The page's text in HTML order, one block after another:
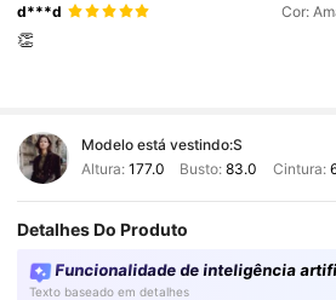
d***d Cor:
👏
Modelo está vestindo:S
Altura: 177.0 Busto:83.0 Cintura:
Detalhes Do Produto
Funcionalidade de inteligência
Texto baseado em detalhes